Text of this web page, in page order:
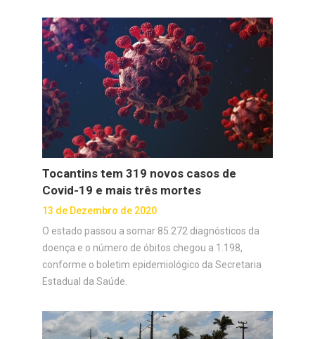
Tocantins tem 319 novos casos de
Covid-19 e mais três mortes
13 de Dezembro de 2020
O estado passou a somar 85.272 diagnósticos da
doença e o número de óbitos chegou a 1.198,
conforme o boletim epidemiológico da Secretaria
Estadual da Saúde.